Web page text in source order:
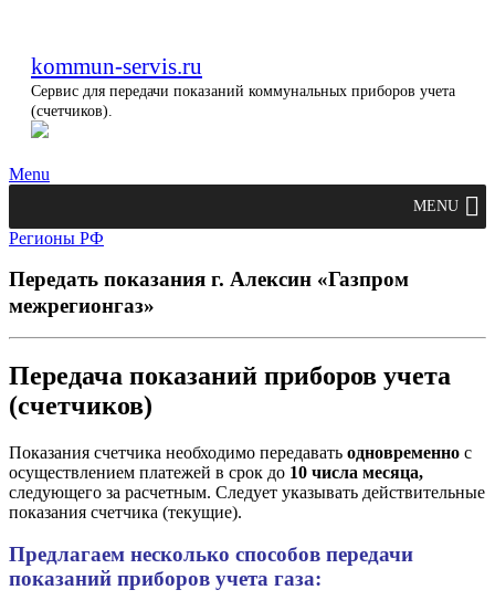
kommun-servis.ru
Сервис для передачи показаний коммунальных приборов учета
(счетчиков).
Menu
MENU
Регионы РФ
Передать показания г. Алексин «Газпром
межрегионгаз»
Передача показаний приборов учета
(счетчиков)
Показания счетчика необходимо передавать одновременно с
осуществлением платежей в срок до 10 числа месяца,
следующего за расчетным. Следует указывать действительные
показания счетчика (текущие).
Предлагаем несколько способов передачи
показаний приборов учета газа: